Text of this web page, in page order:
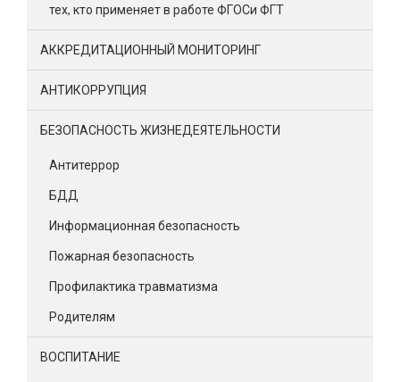
тех, кто применяет в работе ФГОСи ФГТ
АККРЕДИТАЦИОННЫЙ МОНИТОРИНГ
АНТИКОРРУПЦИЯ
БЕЗОПАСНОСТЬ ЖИЗНЕДЕЯТЕЛЬНОСТИ
Антитеррор
БДД
Информационная безопасность
Пожарная безопасность
Профилактика травматизма
Родителям
ВОСПИТАНИЕ